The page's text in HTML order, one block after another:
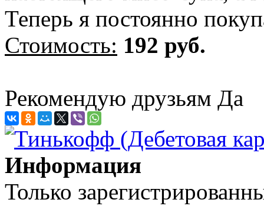
Теперь я постоянно
Стоимость: 192 руб.
Рекомендую друзьям Да
Информация
Только